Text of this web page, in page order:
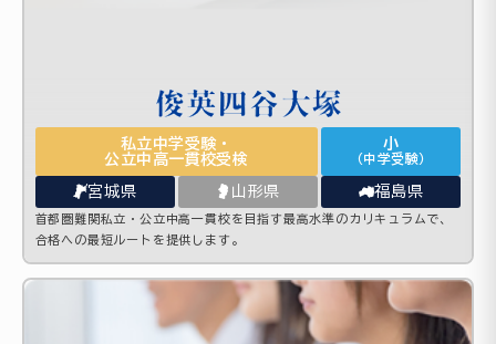
私立中学受験・
公立中高一貫校受検
小
（中学受験）
宮城県 山形県 福島県
首都圏難関私立・公立中高一貫校を目指す最高水準のカリキュラムで、
合格への最短ルートを提供します。